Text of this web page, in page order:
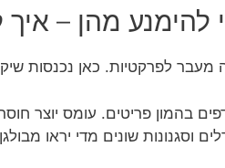
לפרקטיות. כאן נכנסות
בהמון פריטים. עומס יוצר
וסגנונות שונים מדי יראו